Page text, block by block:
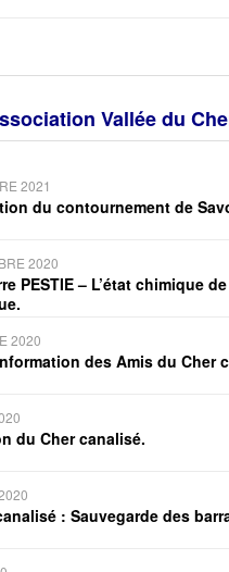
Vallée du
2021
du contournement de
2020
PESTIE – L’état chimique
2020
des Amis du Cher
du Cher canalisé.
: Sauvegarde des